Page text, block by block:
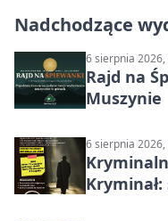
Nadchodzące
6 sierpnia 2026,
Rajd na
Muszynie
6 sierpnia 2026,